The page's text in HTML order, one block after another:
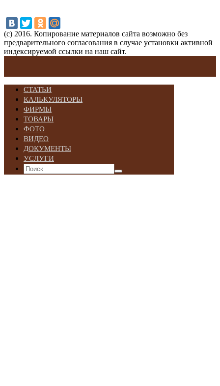
(с) 2016. Копирование материалов сайта возможно без
предварительного согласования в случае установки активной
индексируемой ссылки на наш сайт.
СТАТЬИ
КАЛЬКУЛЯТОРЫ
ФИРМЫ
ТОВАРЫ
ФОТО
ВИДЕО
ДОКУМЕНТЫ
УСЛУГИ